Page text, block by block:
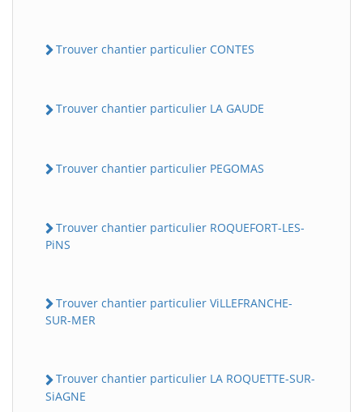
Trouver chantier particulier CONTES
Trouver chantier particulier LA GAUDE
Trouver chantier particulier PEGOMAS
Trouver chantier particulier ROQUEFORT-LES-
PiNS
Trouver chantier particulier ViLLEFRANCHE-
SUR-MER
Trouver chantier particulier LA ROQUETTE-SUR-
SiAGNE